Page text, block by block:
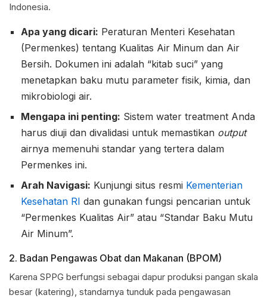
Indonesia.
Apa yang dicari: Peraturan Menteri Kesehatan
(Permenkes) tentang Kualitas Air Minum dan Air
Bersih. Dokumen ini adalah “kitab suci” yang
menetapkan baku mutu parameter fisik, kimia, dan
mikrobiologi air.
Mengapa ini penting: Sistem water treatment Anda
harus diuji dan divalidasi untuk memastikan output
airnya memenuhi standar yang tertera dalam
Permenkes ini.
Arah Navigasi: Kunjungi situs resmi Kementerian
Kesehatan RI dan gunakan fungsi pencarian untuk
“Permenkes Kualitas Air” atau “Standar Baku Mutu
Air Minum”.
2. Badan Pengawas Obat dan Makanan (BPOM)
Karena SPPG berfungsi sebagai dapur produksi pangan skala
besar (katering), standarnya tunduk pada pengawasan